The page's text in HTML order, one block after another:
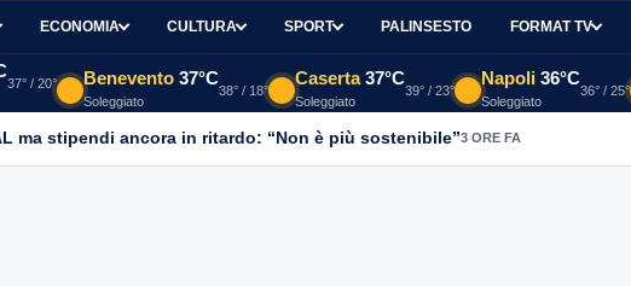
ECONOMIA CULTURA SPORT PALINSESTO FORMAT TV
37° / 20° Benevento 37°C
Soleggiato
38° / 18°
Caserta 37°C
Soleggiato
39° / 23°
Napoli 36°C
Soleggiato
36° / 25°
ma stipendi ancora in ritardo: “Non è più sostenibile”3 ORE FA